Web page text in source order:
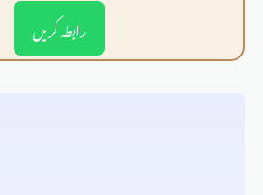
رابطہ کریں